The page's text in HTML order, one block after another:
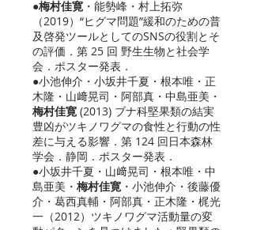
●梅村佳寛 ・能勢峰・村上拓弥
（2019）“ヒグマ問題”緩和のための普
及啓発ツールとしてのSNSの役割とそ
の評価．第 25 回 野生生物と社会学
会．ポスター発表．
●小池伸介・小坂井千夏・根本唯・正
木隆・山﨑晃司・阿部真・中島亜美・
梅村佳寛 (2013) ブナ科堅果類の結実
豊凶がツキノワグマの食性と行動の性
差に与える影響．第 124 回日本森林
学会．静岡．ポスター発表．
●小坂井千夏・山﨑晃司・根本唯・中
島亜美・ 梅村佳寛 ・小池伸介・後藤優
介・葛西真輔・阿部真・正木隆・梶光
一（2012）ツキノワグマ活動量の変